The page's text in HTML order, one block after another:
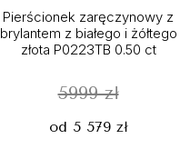
Pierścionek zaręczynowy z
brylantem z białego i żółtego
złota P0223TB 0.50 ct
5999 zł
od 5 579 zł